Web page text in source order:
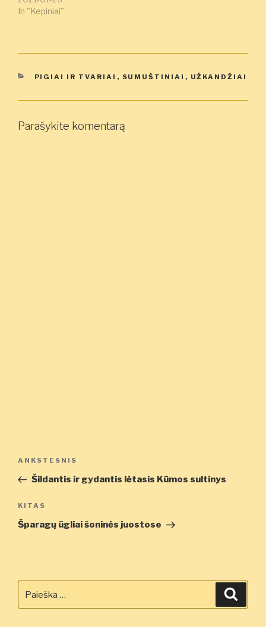
In "Kepiniai"
KATEGORIJOS
PIGIAI IR TVARIAI , SUMUŠTINIAI , UŽKANDŽIAI
Parašykite komentarą
tarp
įrašų
Ankstesnis
įrašas
ANKSTESNIS
Šildantis ir gydantis lėtasis Kūmos sultinys
Kitas
įrašas
KITAS
Šparagų ūgliai šoninės juostose